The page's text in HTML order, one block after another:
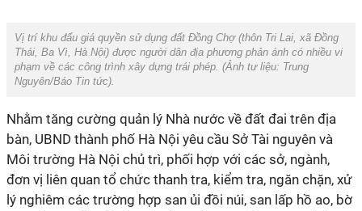
Vị trí khu đấu giá quyền sử dụng đất Đồng Chợ (thôn Tri Lai, xã Đồng
Thái, Ba Vì, Hà Nội) được người dân địa phương phản ánh có nhiều vi
phạm về các công trình xây dựng trái phép. (Ảnh tư liệu: Trung
Nguyên/Báo Tin tức).
Nhằm tăng cường quản lý Nhà nước về đất đai trên địa
bàn, UBND thành phố Hà Nội yêu cầu Sở Tài nguyên và
Môi trường Hà Nội chủ trì, phối hợp với các sở, ngành,
đơn vị liên quan tổ chức thanh tra, kiểm tra, ngăn chặn, xử
lý nghiêm các trường hợp san ủi đồi núi, san lấp hồ ao, bờ